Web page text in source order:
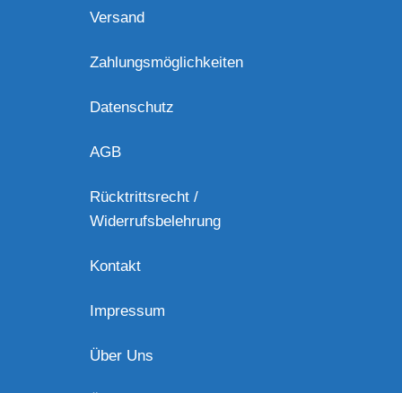
Versand
Zahlungsmöglichkeiten
Datenschutz
AGB
Rücktrittsrecht /
Widerrufsbelehrung
Kontakt
Impressum
Über Uns